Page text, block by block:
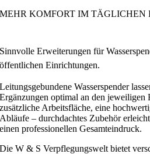
MEHR KOMFORT IM TÄGLICHEN
Sinnvolle Erweiterungen für
öffentlichen Einrichtungen.
Leitungsgebundene Wasserspender
Ergänzungen optimal an den jeweiligen
zusätzliche Arbeitsfläche, eine
Abläufe – durchdachtes Zubehör
einen professionellen Gesamteindruck.
Die W & S Verpflegungswelt bietet